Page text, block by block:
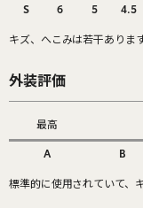
S 6 5 4.5
キズ、へこみは若干ありま
外装評価
最高
A B
標準的に使用されていて、